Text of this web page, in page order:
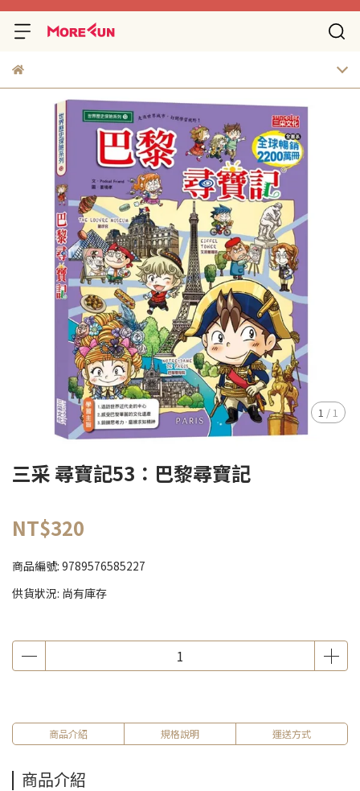
1 /1
三采 尋寶記53：巴黎尋寶記
NT$320
商品編號: 9789576585227
供貨狀況: 尚有庫存
商品介紹 規格說明 運送方式
商品介紹